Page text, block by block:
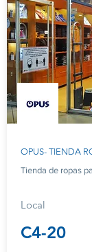
OPUS- TIENDA
Tienda de ropas
Local
C4-20